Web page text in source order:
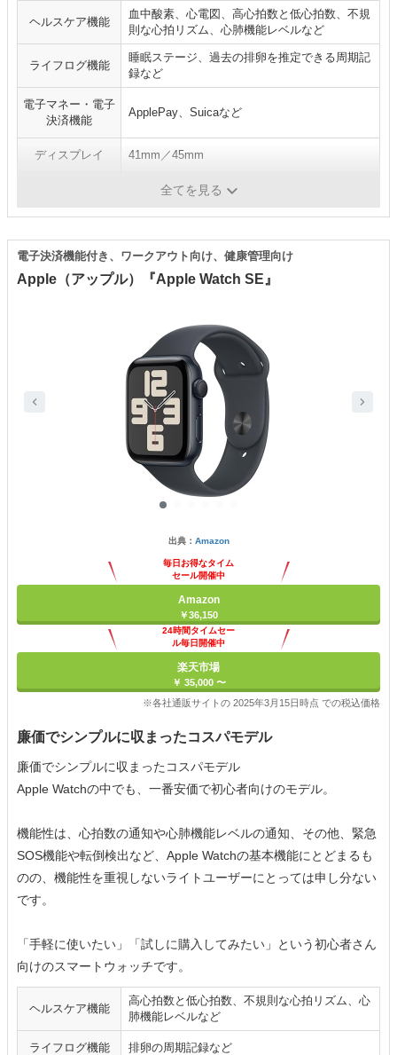
ヘルスケア機能
血中酸素、心電図、高心拍数と低心拍数、不規
則な心拍リズム、心肺機能レベルなど
ライフログ機能
睡眠ステージ、過去の排卵を推定できる周期記
録など
電子マネー・電子
決済機能
ApplePay、Suicaなど
ディスプレイ 41mm／45mm
18時間全てを見る
Apple（アップル）『Apple Watch SE』
電子決済機能付き、ワークアウト向け、健康管理向け
出典： Amazon
毎日お得なタイム
セール開催中
Amazon
￥36,150
24時間タイムセー
ル毎日開催中
楽天市場
￥ 35,000 〜
※各社通販サイトの 2025年3月15日時点 での税込価格
廉価でシンプルに収まったコスパモデル
廉価でシンプルに収まったコスパモデル
Apple Watchの中でも、一番安価で初心者向けのモデル。
機能性は、心拍数の通知や心肺機能レベルの通知、その他、緊急
SOS機能や転倒検出など、Apple Watchの基本機能にとどまるも
のの、機能性を重視しないライトユーザーにとっては申し分ない
です。
「手軽に使いたい」「試しに購入してみたい」という初心者さん
向けのスマートウォッチです。
ヘルスケア機能
高心拍数と低心拍数、不規則な心拍リズム、心
肺機能レベルなど
ライフログ機能 排卵の周期記録など